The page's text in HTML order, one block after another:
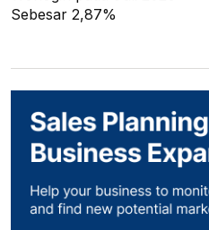
Sebesar 2,87%